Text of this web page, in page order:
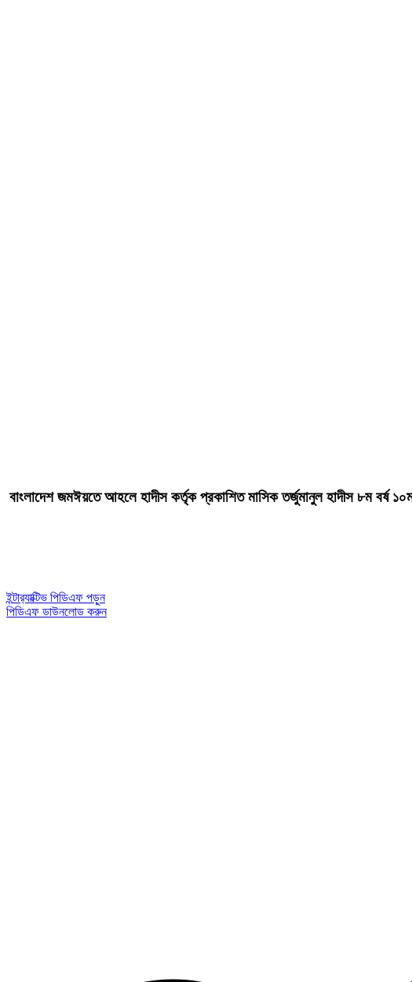
বাংলাদেশ জমঈয়তে আহলে হাদীস কর্তৃক প্রকাশিত মাসিক তর্জুমানুল
ইন্টার‍্যাক্টিভ পিডিএফ পড়ুন
পিডিএফ ডাউনলোড করুন